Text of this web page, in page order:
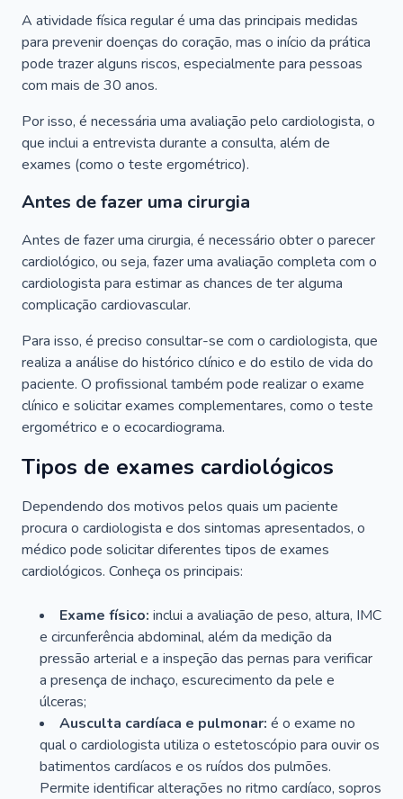
A atividade física regular é uma das principais medidas
para prevenir doenças do coração, mas o início da prática
pode trazer alguns riscos, especialmente para pessoas
com mais de 30 anos.
Por isso, é necessária uma avaliação pelo cardiologista, o
que inclui a entrevista durante a consulta, além de
exames (como o teste ergométrico).
Antes de fazer uma cirurgia
Antes de fazer uma cirurgia, é necessário obter o parecer
cardiológico, ou seja, fazer uma avaliação completa com o
cardiologista para estimar as chances de ter alguma
complicação cardiovascular.
Para isso, é preciso consultar-se com o cardiologista, que
realiza a análise do histórico clínico e do estilo de vida do
paciente. O profissional também pode realizar o exame
clínico e solicitar exames complementares, como o teste
ergométrico e o ecocardiograma.
Tipos de exames cardiológicos
Dependendo dos motivos pelos quais um paciente
procura o cardiologista e dos sintomas apresentados, o
médico pode solicitar diferentes tipos de exames
cardiológicos. Conheça os principais:
Exame físico: inclui a avaliação de peso, altura, IMC
e circunferência abdominal, além da medição da
pressão arterial e a inspeção das pernas para verificar
a presença de inchaço, escurecimento da pele e
úlceras;
Ausculta cardíaca e pulmonar: é o exame no
qual o cardiologista utiliza o estetoscópio para ouvir os
batimentos cardíacos e os ruídos dos pulmões.
Permite identificar alterações no ritmo cardíaco, sopros